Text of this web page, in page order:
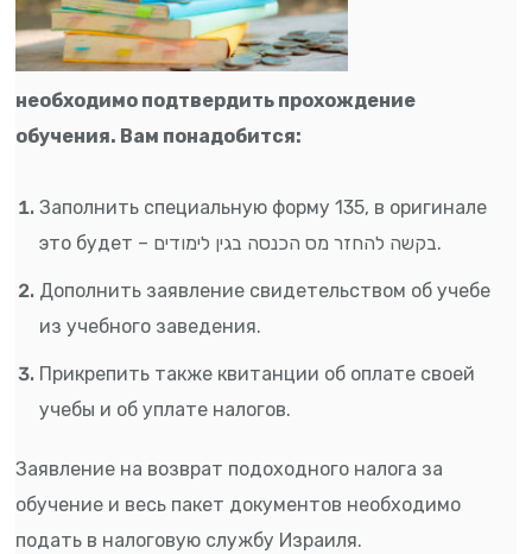
необходимо подтвердить прохождение
обучения. Вам понадобится:
Заполнить специальную форму 135, в оригинале
это будет – בקשה להחזר מס הכנסה בגין לימודים.
Дополнить заявление свидетельством об учебе
из учебного заведения.
Прикрепить также квитанции об оплате своей
учебы и об уплате налогов.
Заявление на возврат подоходного налога за
обучение и весь пакет документов необходимо
подать в налоговую службу Израиля.